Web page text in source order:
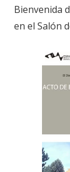
Bienvenida
en el Salón